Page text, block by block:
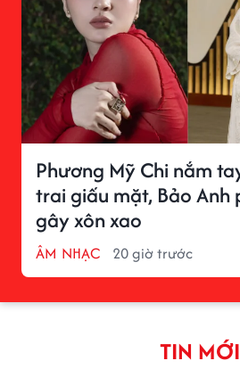
Phương Mỹ Chi nắm
trai giấu mặt, Bảo Anh
gây xôn xao
ÂM NHẠC 20 giờ trước
TIN MỚI